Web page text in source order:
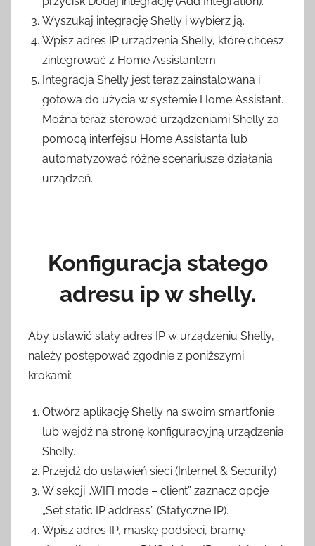
Wyszukaj integrację Shelly i wybierz ją.
Wpisz adres IP urządzenia Shelly, które chcesz
zintegrować z Home Assistantem.
Integracja Shelly jest teraz zainstalowana i
gotowa do użycia w systemie Home Assistant.
Można teraz sterować urządzeniami Shelly za
pomocą interfejsu Home Assistanta lub
automatyzować różne scenariusze działania
urządzeń.
Konfiguracja stałego
adresu ip w shelly.
Aby ustawić stały adres IP w urządzeniu Shelly,
należy postępować zgodnie z poniższymi
krokami:
Otwórz aplikację Shelly na swoim smartfonie
lub wejdź na stronę konfiguracyjną urządzenia
Shelly.
Przejdź do ustawień sieci (Internet & Security)
W sekcji „WIFI mode – client” zaznacz opcje
„Set static IP address” (Statyczne IP).
Wpisz adres IP, maskę podsieci, bramę